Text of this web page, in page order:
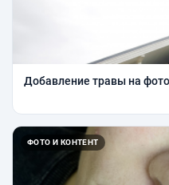
Добавление травы на
ФОТО И КОНТЕНТ